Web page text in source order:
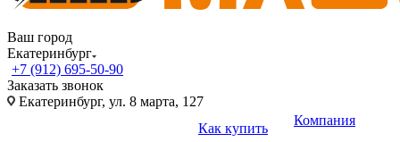
Ваш город
Екатеринбург
+7 (912) 695-50-90
Заказать звонок
Екатеринбург, ул. 8 марта, 127
Как купить
Компания